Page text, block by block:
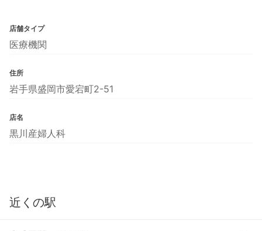
店舗タイプ
医療機関
住所
岩手県盛岡市愛宕町2-51
店名
黒川産婦人科
近くの駅